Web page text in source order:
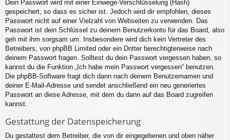
Dein Passwort wird mit einer Einwege-Verschlüsselung (Hash)
gespeichert, so dass es sicher ist. Jedoch wird dir empfohlen, dieses
Passwort nicht auf einer Vielzahl von Webseiten zu verwenden. Das
Passwort ist dein Schlüssel zu deinem Benutzerkonto für das Board, also
geh mit ihm sorgsam um. Insbesondere wird dich kein Vertreter des
Betreibers, von phpBB Limited oder ein Dritter berechtigterweise nach
deinem Passwort fragen. Solltest du dein Passwort vergessen haben, so
kannst du die Funktion „Ich habe mein Passwort vergessen“ benutzen.
Die phpBB-Software fragt dich dann nach deinem Benutzernamen und
deiner E-Mail-Adresse und sendet anschließend ein neu generiertes
Passwort an diese Adresse, mit dem du dann auf das Board zugreifen
kannst.
Gestattung der Datenspeicherung
Du gestattest dem Betreiber, die von dir eingegebenen und oben näher